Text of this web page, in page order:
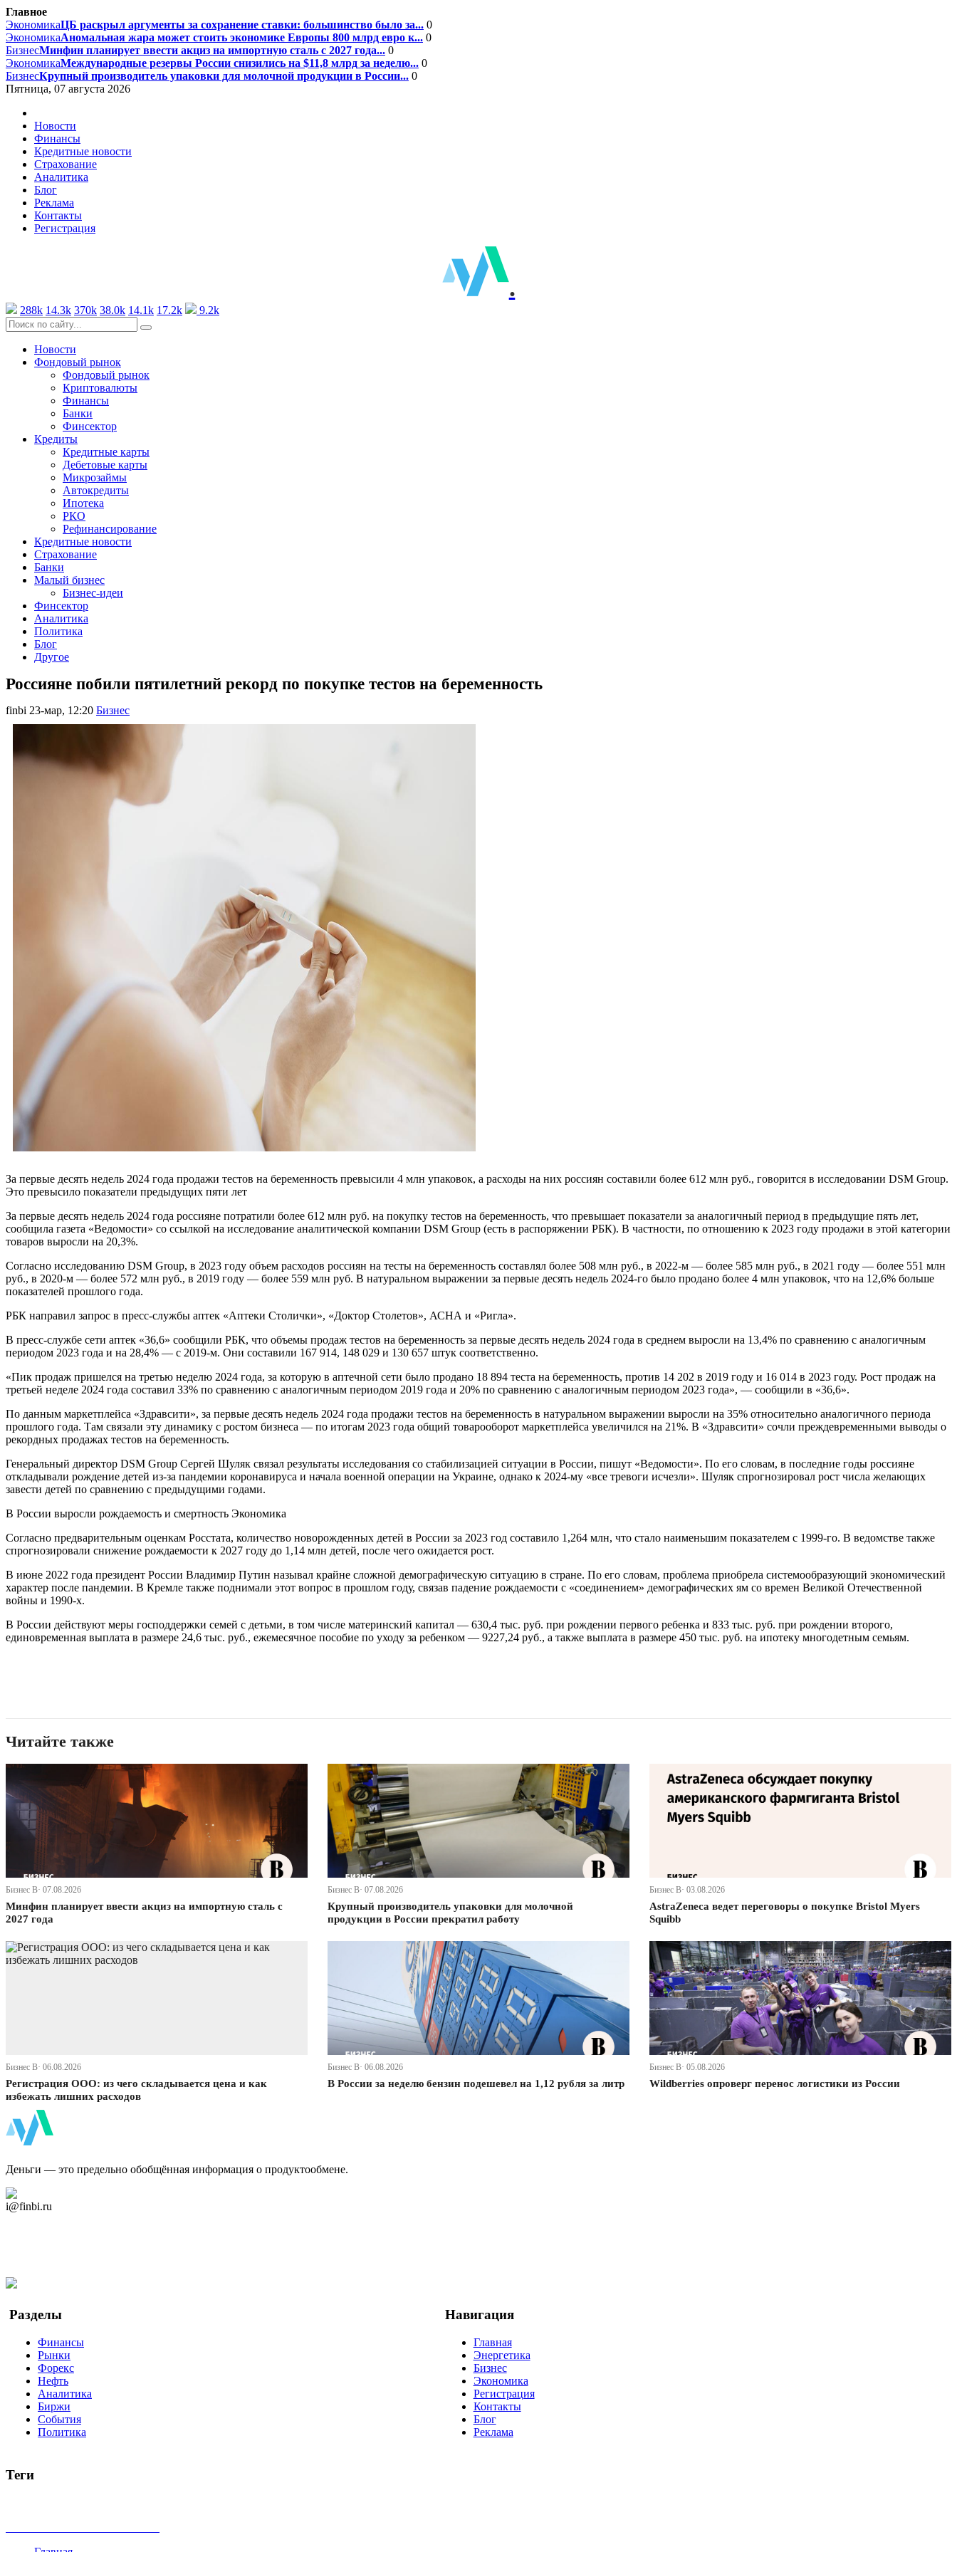
Главное
ЭкономикаЦБ раскрыл аргументы за сохранение ставки: большинство было за... 0
ЭкономикаАномальная жара может стоить экономике Европы 800 млрд евро к... 0
БизнесМинфин планирует ввести акциз на импортную сталь с 2027 года... 0
ЭкономикаМеждународные резервы России снизились на $11,8 млрд за неделю... 0
БизнесКрупный производитель упаковки для молочной продукции в России... 0
Пятница, 07 августа 2026
Новости
Финансы
Кредитные новости
Страхование
Аналитика
Блог
Реклама
Контакты
Регистрация
.
288k 14.3k 370k 38.0k 14.1k 17.2k 9.2k
Новости
Фондовый рынок
Фондовый рынок
Криптовалюты
Финансы
Банки
Финсектор
Кредиты
Кредитные карты
Дебетовые карты
Микрозаймы
Автокредиты
Ипотека
РКО
Рефинансирование
Кредитные новости
Страхование
Банки
Малый бизнес
Бизнес-идеи
Финсектор
Аналитика
Политика
Блог
Другое
Россияне побили пятилетний рекорд по покупке тестов на беременность
finbi 23-мар, 12:20 Бизнес
За первые десять недель 2024 года продажи тестов на беременность превысили 4 млн упаковок, а расходы на них россиян составили более 612 млн руб., говорится в исследовании DSM Group.
Это превысило показатели предыдущих пяти лет
За первые десять недель 2024 года россияне потратили более 612 млн руб. на покупку тестов на беременность, что превышает показатели за аналогичный период в предыдущие пять лет,
сообщила газета «Ведомости» со ссылкой на исследование аналитической компании DSM Group (есть в распоряжении РБК). В частности, по отношению к 2023 году продажи в этой категории
товаров выросли на 20,3%.
Согласно исследованию DSM Group, в 2023 году объем расходов россиян на тесты на беременность составлял более 508 млн руб., в 2022-м — более 585 млн руб., в 2021 году — более 551 млн
руб., в 2020-м — более 572 млн руб., в 2019 году — более 559 млн руб. В натуральном выражении за первые десять недель 2024-го было продано более 4 млн упаковок, что на 12,6% больше
показателей прошлого года.
РБК направил запрос в пресс-службы аптек «Аптеки Столички», «Доктор Столетов», АСНА и «Ригла».
В пресс-службе сети аптек «36,6» сообщили РБК, что объемы продаж тестов на беременность за первые десять недель 2024 года в среднем выросли на 13,4% по сравнению с аналогичным
периодом 2023 года и на 28,4% — с 2019-м. Они составили 167 914, 148 029 и 130 657 штук соответственно.
«Пик продаж пришелся на третью неделю 2024 года, за которую в аптечной сети было продано 18 894 теста на беременность, против 14 202 в 2019 году и 16 014 в 2023 году. Рост продаж на
третьей неделе 2024 года составил 33% по сравнению с аналогичным периодом 2019 года и 20% по сравнению с аналогичным периодом 2023 года», — сообщили в «36,6».
По данным маркетплейса «Здравсити», за первые десять недель 2024 года продажи тестов на беременность в натуральном выражении выросли на 35% относительно аналогичного периода
прошлого года. Там связали эту динамику с ростом бизнеса — по итогам 2023 года общий товарооборот маркетплейса увеличился на 21%. В «Здравсити» сочли преждевременными выводы о
рекордных продажах тестов на беременность.
Генеральный директор DSM Group Сергей Шуляк связал результаты исследования со стабилизацией ситуации в России, пишут «Ведомости». По его словам, в последние годы россияне
откладывали рождение детей из-за пандемии коронавируса и начала военной операции на Украине, однако к 2024-му «все тревоги исчезли». Шуляк спрогнозировал рост числа желающих
завести детей по сравнению с предыдущими годами.
В России выросли рождаемость и смертность Экономика
Согласно предварительным оценкам Росстата, количество новорожденных детей в России за 2023 год составило 1,264 млн, что стало наименьшим показателем с 1999-го. В ведомстве также
спрогнозировали снижение рождаемости к 2027 году до 1,14 млн детей, после чего ожидается рост.
В июне 2022 года президент России Владимир Путин называл крайне сложной демографическую ситуацию в стране. По его словам, проблема приобрела системообразующий экономический
характер после пандемии. В Кремле также поднимали этот вопрос в прошлом году, связав падение рождаемости с «соединением» демографических ям со времен Великой Отечественной
войны и 1990-х.
В России действуют меры господдержки семей с детьми, в том числе материнский капитал — 630,4 тыс. руб. при рождении первого ребенка и 833 тыс. руб. при рождении второго,
единовременная выплата в размере 24,6 тыс. руб., ежемесячное пособие по уходу за ребенком — 9227,24 руб., а также выплата в размере 450 тыс. руб. на ипотеку многодетным семьям.
Читайте также
Бизнес В· 07.08.2026
Минфин планирует ввести акциз на импортную сталь с
2027 года
Бизнес В· 07.08.2026
Крупный производитель упаковки для молочной
продукции в России прекратил работу
Бизнес В· 03.08.2026
AstraZeneca ведет переговоры о покупке Bristol Myers
Squibb
Бизнес В· 06.08.2026
Регистрация ООО: из чего складывается цена и как
избежать лишних расходов
Бизнес В· 06.08.2026
В России за неделю бензин подешевел на 1,12 рубля за литр
Бизнес В· 05.08.2026
Wildberries опроверг перенос логистики из России
Деньги — это предельно обобщённая информация о продуктообмене.
i@finbi.ru
Разделы
Финансы
Рынки
Форекс
Нефть
Аналитика
Биржи
События
Политика
Навигация
Главная
Энергетика
Бизнес
Экономика
Регистрация
Контакты
Блог
Реклама
Теги